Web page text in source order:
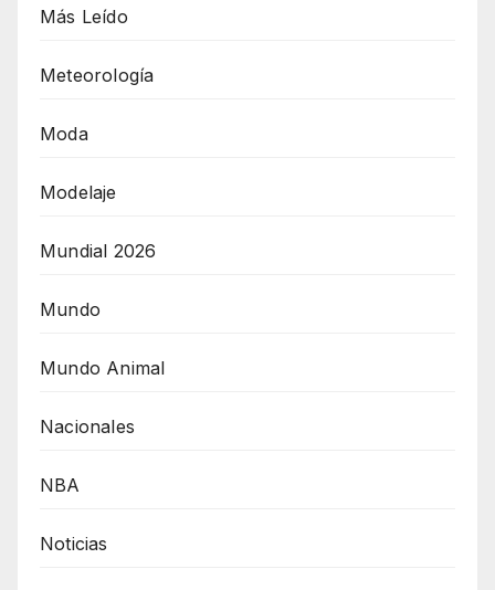
Más Leído
Meteorología
Moda
Modelaje
Mundial 2026
Mundo
Mundo Animal
Nacionales
NBA
Noticias